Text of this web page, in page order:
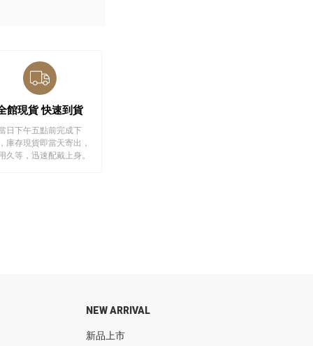
館現貨 快速到貨
日下午五點前完成下
庫存現貨即當天寄出，
久等，迅速配戴上身。
NEW ARRIVAL
新品上市